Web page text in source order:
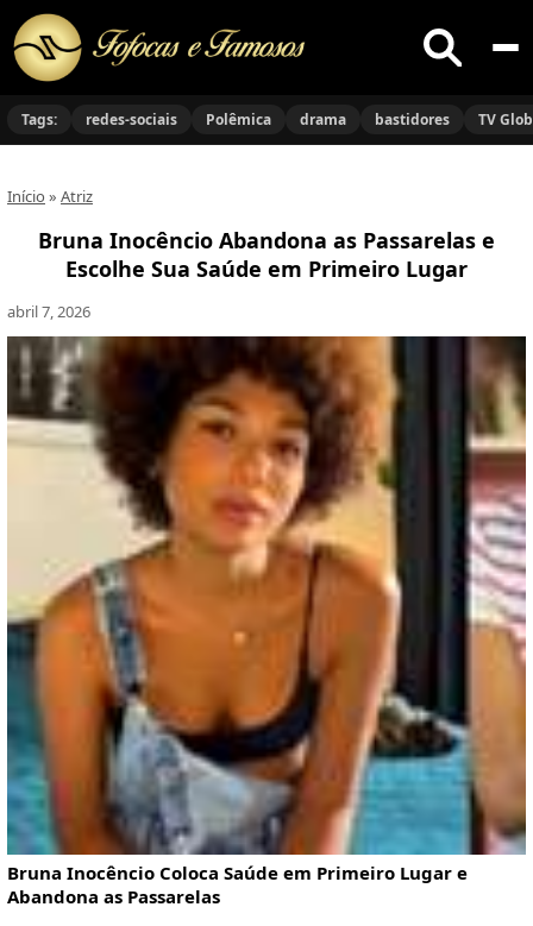
Buscar
no
Tags: redes-sociais Polêmica drama bastidores TV
Início » Atriz
Bruna Inocêncio Abandona as Passarelas e
Escolhe Sua Saúde em Primeiro Lugar
abril 7, 2026
Bruna Inocêncio Coloca Saúde em Primeiro Lugar e
Abandona as Passarelas